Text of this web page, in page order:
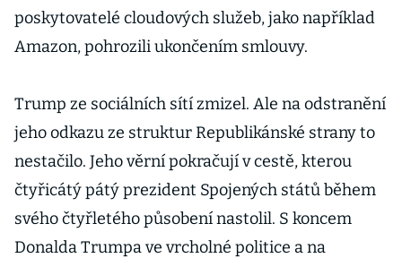
poskytovatelé cloudových služeb, jako například
Amazon, pohrozili ukončením smlouvy.
Trump ze sociálních sítí zmizel. Ale na odstranění
jeho odkazu ze struktur Republikánské strany to
nestačilo. Jeho věrní pokračují v cestě, kterou
čtyřicátý pátý prezident Spojených států během
svého čtyřletého působení nastolil. S koncem
Donalda Trumpa ve vrcholné politice a na